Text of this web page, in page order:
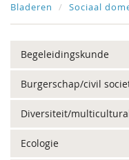
Bladeren Sociaal
Begeleidingskunde
Burgerschap/civil
Diversiteit/
Ecologie